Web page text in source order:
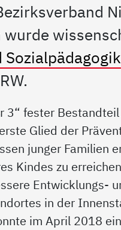
wurde
3“ fester
Glied der
junger Familien
Kindes zu
Entwicklungs-
in der
im April 2018